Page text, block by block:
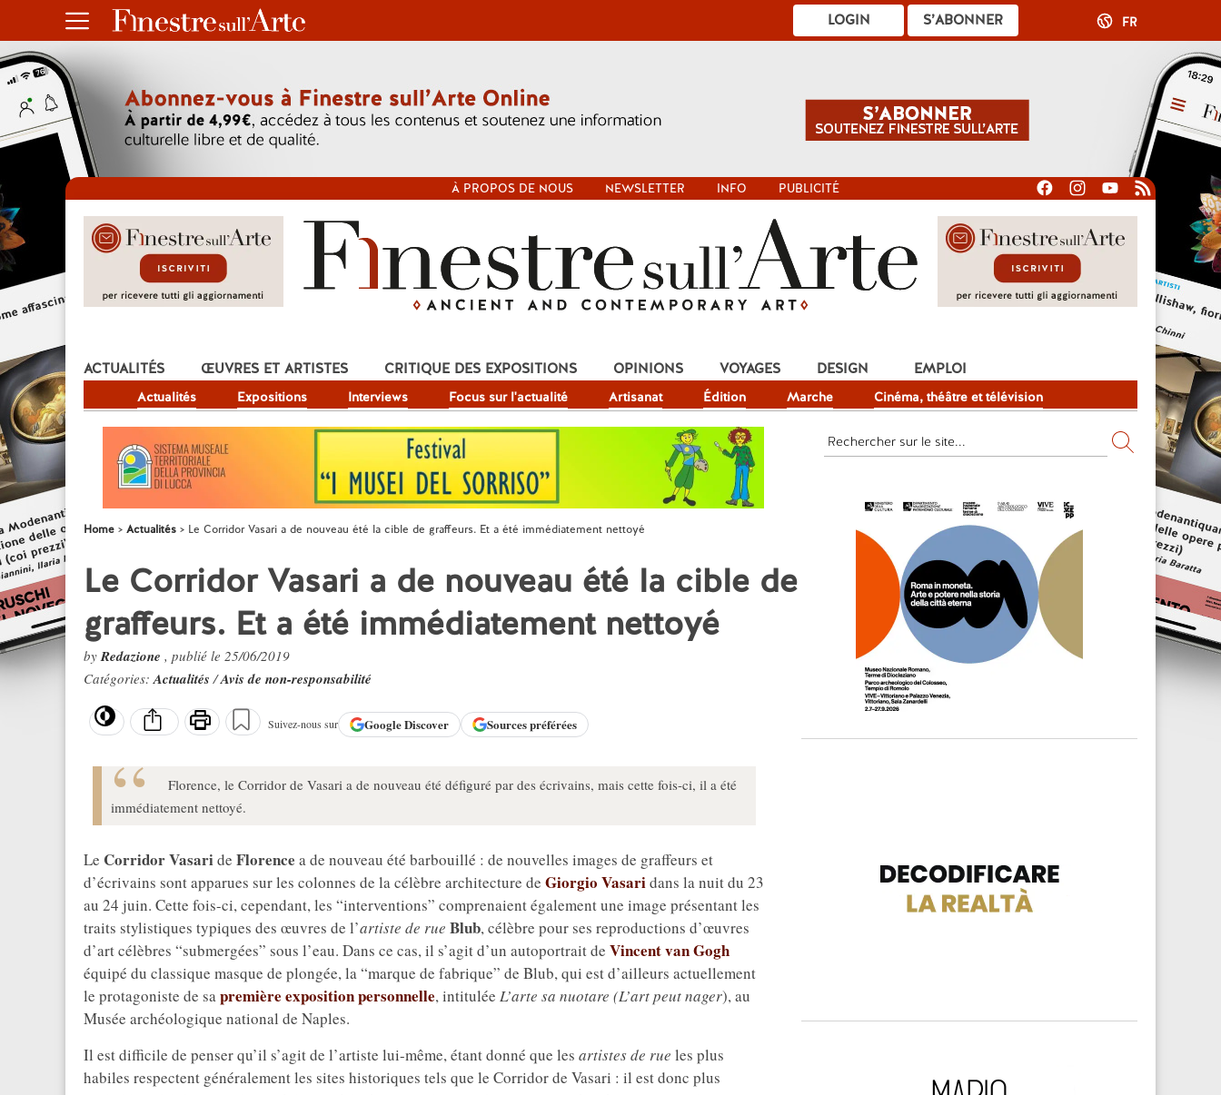
S’ABONNER
LOGIN FR
À PROPOS DE NOUS NEWSLETTER INFO PUBLICITÉ
ACTUALITÉS
Actualités Expositions Interviews Focus sur l'actualité Artisanat Édition Marche Cinéma, théâtre et télévision
ŒUVRES ET ARTISTES CRITIQUE DES EXPOSITIONS OPINIONS VOYAGES DESIGN EMPLOI
Home Actualités Le Corridor Vasari a de nouveau été la cible de graffeurs. Et a été immédiatement nettoyé
Le Corridor Vasari a de nouveau été la cible de
graffeurs. Et a été immédiatement nettoyé
byRedazione , publié le 25/06/2019
Catégories:Actualités/Avis de non-responsabilité
Suivez-nous sur GoogleDiscover Sources préférées
Florence, le Corridor de Vasari a de nouveau été défiguré par des écrivains, mais cette fois-ci, il a été
immédiatement nettoyé.
Le Corridor Vasaride Florence a de nouveau été barbouillé : de nouvelles images de graffeurs et
d’écrivains sont apparues sur les colonnes de la célèbre architecture de Giorgio Vasaridans la nuit du 23
au 24 juin. Cette fois-ci, cependant, les “interventions” comprenaient également une image présentant les
traits stylistiques typiques des œuvres de l’artiste de rue Blub, célèbre pour ses reproductions d’œuvres
d’art célèbres “submergées” sous l’eau. Dans ce cas, il s’agit d’un autoportrait de Vincent van Gogh
équipé du classique masque de plongée, la “marque de fabrique” de Blub, qui est d’ailleurs actuellement
le protagoniste de sapremière exposition personnelle, intitulée L’arte sa nuotare (L’art peut nager), au
Musée archéologique national de Naples.
Il est difficile de penser qu’il s’agit de l’artiste lui-même, étant donné que les artistes de rue les plus
habiles respectent généralement les sites historiques tels que le Corridor de Vasari : il est donc plus